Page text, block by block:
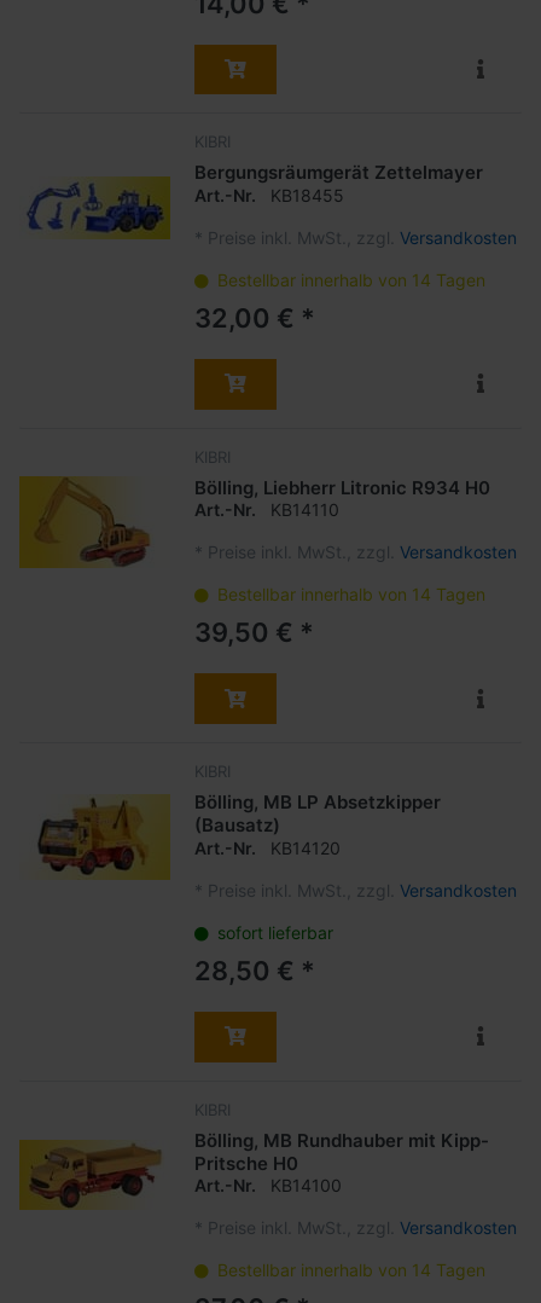
KIBRI
Bergungsräumgerät Zettelmayer
Art.-Nr. KB18455
* Preise inkl. MwSt., zzgl. Versandkosten
Bestellbar innerhalb von 14 Tagen
32,00 € *
KIBRI
Bölling, Liebherr Litronic R934 H0
Art.-Nr. KB14110
* Preise inkl. MwSt., zzgl. Versandkosten
Bestellbar innerhalb von 14 Tagen
39,50 € *
KIBRI
Bölling, MB LP Absetzkipper
(Bausatz)
Art.-Nr. KB14120
* Preise inkl. MwSt., zzgl. Versandkosten
sofort lieferbar
28,50 € *
KIBRI
Bölling, MB Rundhauber mit Kipp-
Pritsche H0
Art.-Nr. KB14100
* Preise inkl. MwSt., zzgl. Versandkosten
Bestellbar innerhalb von 14 Tagen